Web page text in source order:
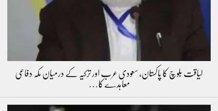
لیاقت بلوچ کا پاکستان، سعودی عرب اور ترکیہ کے درمیان مکہ دفاعی
معاہدے کا…